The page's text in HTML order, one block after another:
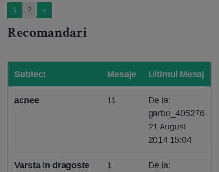
1 2 »
Recomandari
Subiect Mesaje Ultimul Mesaj
acnee 11
De la:
garbo_405276
21 August
2014 15:04
Varsta in dragoste 1
De la: